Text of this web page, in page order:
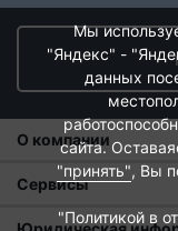
О компании
О нас
Магазины
Сервисы
Оплата и тарифы
Мы
"Яндекс" -
данных
сайта.
"принять", Вы
"Политикой в